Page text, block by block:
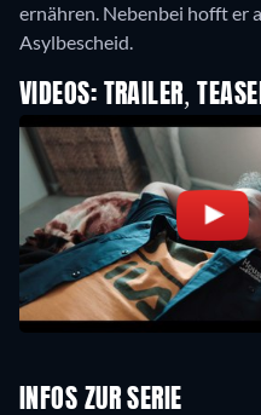
ernähren. Nebenbei hofft er
Asylbescheid.
VIDEOS: TRAILER,
INFOS ZUR SERIE